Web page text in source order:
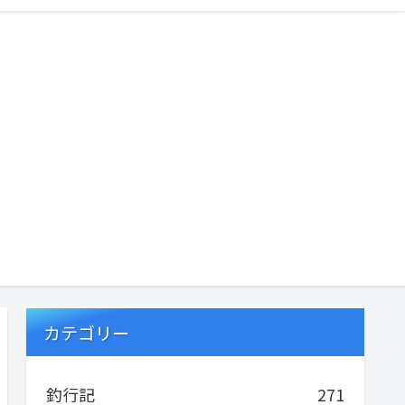
カテゴリー
釣行記
271